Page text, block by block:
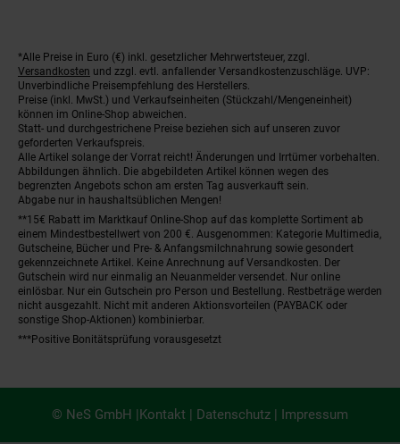
Fußnoten
*Alle Preise in Euro (€) inkl. gesetzlicher Mehrwertsteuer, zzgl.
Versandkosten und zzgl. evtl. anfallender Versandkostenzuschläge. UVP:
Unverbindliche Preisempfehlung des Herstellers.
Preise (inkl. MwSt.) und Verkaufseinheiten (Stückzahl/Mengeneinheit)
können im Online-Shop abweichen.
Statt- und durchgestrichene Preise beziehen sich auf unseren zuvor
geforderten Verkaufspreis.
Alle Artikel solange der Vorrat reicht! Änderungen und Irrtümer vorbehalten.
Abbildungen ähnlich. Die abgebildeten Artikel können wegen des
begrenzten Angebots schon am ersten Tag ausverkauft sein.
Abgabe nur in haushaltsüblichen Mengen!
**15€ Rabatt im Marktkauf Online-Shop auf das komplette Sortiment ab
einem Mindestbestellwert von 200 €. Ausgenommen: Kategorie Multimedia,
Gutscheine, Bücher und Pre- & Anfangsmilchnahrung sowie gesondert
gekennzeichnete Artikel. Keine Anrechnung auf Versandkosten. Der
Gutschein wird nur einmalig an Neuanmelder versendet. Nur online
einlösbar. Nur ein Gutschein pro Person und Bestellung. Restbeträge werden
nicht ausgezahlt. Nicht mit anderen Aktionsvorteilen (PAYBACK oder
sonstige Shop-Aktionen) kombinierbar.
***Positive Bonitätsprüfung vorausgesetzt
© NeS GmbH |Kontakt | Datenschutz | Impressum